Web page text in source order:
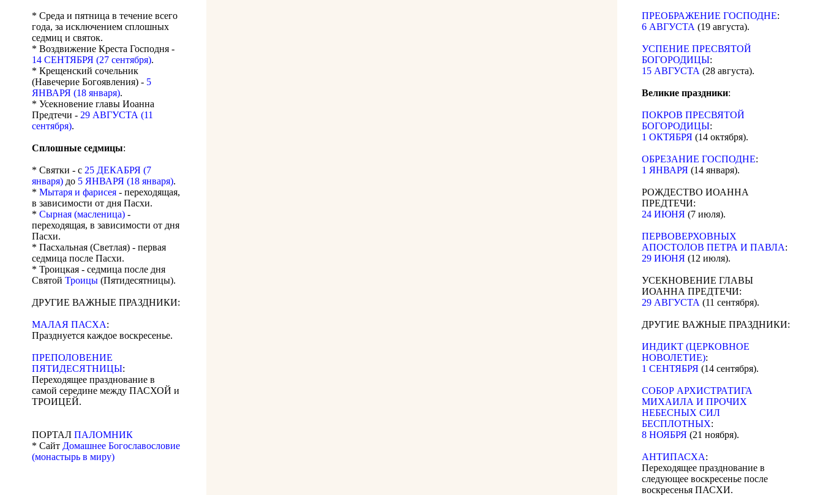
* Среда и пятница в течение всего
года, за исключением сплошных
седмиц и святок.
* Воздвижение Креста Господня -
14 СЕНТЯБРЯ (27 сентября).
* Крещенский сочельник
(Навечерие Богоявления) - 5
ЯНВАРЯ (18 января).
* Усекновение главы Иоанна
Предтечи - 29 АВГУСТА (11
сентября).
Сплошные седмицы:
* Святки - с 25 ДЕКАБРЯ (7
января) до 5 ЯНВАРЯ (18 января).
* Мытаря и фарисея - переходящая,
в зависимости от дня Пасхи.
* Сырная (масленица) -
переходящая, в зависимости от дня
Пасхи.
* Пасхальная (Светлая) - первая
седмица после Пасхи.
* Троицкая - седмица после дня
Святой Троицы (Пятидесятницы).
ДРУГИЕ ВАЖНЫЕ ПРАЗДНИКИ:
МАЛАЯ ПАСХА:
Празднуется каждое воскресенье.
ПРЕПОЛОВЕНИЕ
ПЯТИДЕСЯТНИЦЫ:
Переходящее празднование в
самой середине между ПАСХОЙ и
ТРОИЦЕЙ.
ПОРТАЛ ПАЛОМНИК
* Сайт Домашнее Богославословие
(монастырь в миру)
ПРЕОБРАЖЕНИЕ ГОСПОДНЕ:
6 АВГУСТА (19 августа).
УСПЕНИЕ ПРЕСВЯТОЙ
БОГОРОДИЦЫ:
15 АВГУСТА (28 августа).
Великие праздники:
ПОКРОВ ПРЕСВЯТОЙ
БОГОРОДИЦЫ:
1 ОКТЯБРЯ (14 октября).
ОБРЕЗАНИЕ ГОСПОДНЕ:
1 ЯНВАРЯ (14 января).
РОЖДЕСТВО ИОАННА
ПРЕДТЕЧИ:
24 ИЮНЯ (7 июля).
ПЕРВОВЕРХОВНЫХ
АПОСТОЛОВ ПЕТРА И ПАВЛА:
29 ИЮНЯ (12 июля).
УСЕКНОВЕНИЕ ГЛАВЫ
ИОАННА ПРЕДТЕЧИ:
29 АВГУСТА (11 сентября).
ДРУГИЕ ВАЖНЫЕ ПРАЗДНИКИ:
ИНДИКТ (ЦЕРКОВНОЕ
НОВОЛЕТИЕ):
1 СЕНТЯБРЯ (14 сентября).
CОБОР АРХИСТРАТИГА
МИХАИЛА И ПРОЧИХ
НЕБЕСНЫХ СИЛ
БЕСПЛОТНЫХ:
8 НОЯБРЯ (21 ноября).
АНТИПАСХА:
Переходящее празднование в
следующее воскресенье после
воскресенья ПАСХИ.